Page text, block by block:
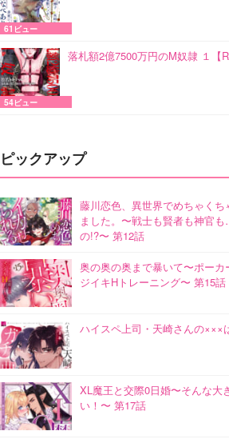
61ビュー
落札額2億7500万円のM奴隷 １【
54ビュー
ピックアップ
藤川恋色、異世界でめちゃく
ました。〜戦士も賢者も神官
の!?〜 第12話
奥の奥の奥まで暴いて〜ポー
ジイキHトレーニング〜 第15話
ハイスペ上司・天崎さんの×××
XL魔王と交際0日婚〜そんな大
い！〜 第17話